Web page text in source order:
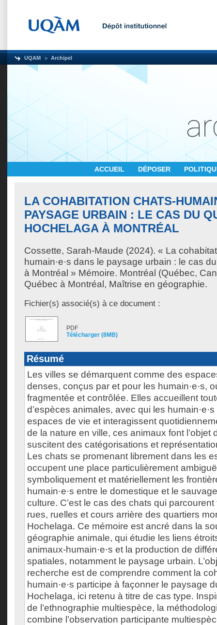
UQAM Archipel
ACCUEIL DÉPOSER
LA COHABITATION CHATS-
PAYSAGE URBAIN : LE CAS DU
HOCHELAGA À MONTRÉAL
Cossette, Sarah-Maude (2024). « La
humain·e·s dans le paysage urbain : le cas
à Montréal » Mémoire. Montréal (Québec,
Québec à Montréal, Maîtrise en géographie.
Fichier(s) associé(s) à ce document :
PDF
Télécharger (8MB)
Résumé
Les villes se démarquent comme des
denses, conçus par et pour les humain·e·s,
fragmentée et contrôlée. Elles accueillent
d’espèces animales, avec qui les
espaces de vie et interagissent
de la nature en ville, ces animaux font l’objet
suscitent des catégorisations et
Les chats se promenant librement dans les
occupent une place particulièrement
symboliquement et matériellement les
humain·e·s entre le domestique et le
culture. C’est le cas des chats qui
rues, ruelles et cours arrière des quartiers
Hochelaga. Ce mémoire est ancré dans la
géographie animale, qui étudie les liens
animaux-humain·e·s et la production de
spatiales, notamment le paysage urbain.
recherche est de comprendre comment la
humain·e·s participe à façonner le paysage
Hochelaga, ici retenu à titre de cas type.
de l’ethnographie multiespèce, la
combine l’observation participante